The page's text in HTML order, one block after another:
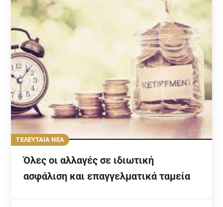
ΤΕΛΕΥΤΑΙΑ ΝΕΑ
Όλες οι αλλαγές σε ιδιωτική
ασφάλιση και επαγγελματικά ταμεία